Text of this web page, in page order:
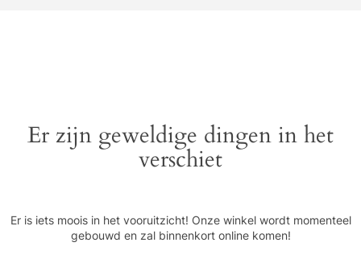
Er zijn geweldige dingen in het
verschiet
Er is iets moois in het vooruitzicht! Onze winkel wordt momenteel
gebouwd en zal binnenkort online komen!